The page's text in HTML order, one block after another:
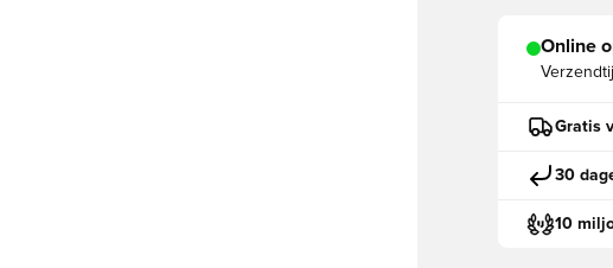
Online
Gratis
30
10